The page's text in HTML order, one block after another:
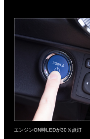
エンジンON時LEDが30％点灯